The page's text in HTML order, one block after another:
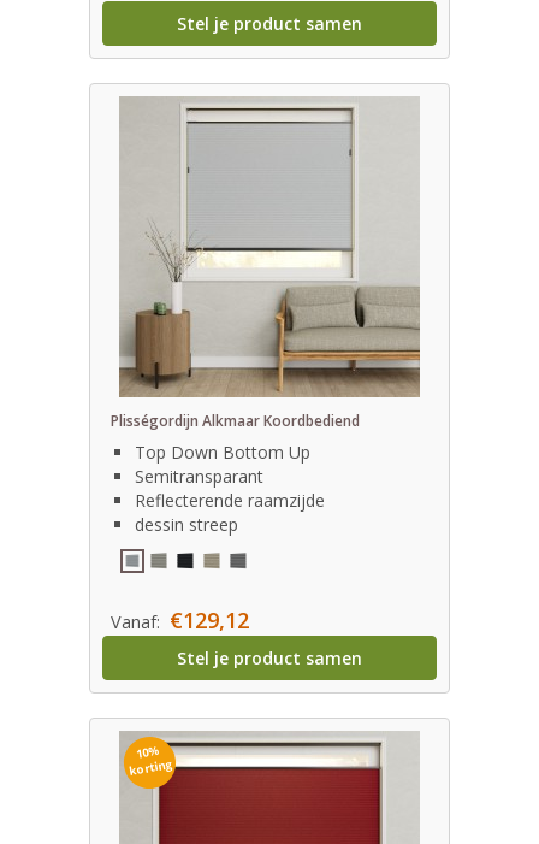
Stel je product samen
Plisségordijn Alkmaar Koordbediend
Top Down Bottom Up
Semitransparant
Reflecterende raamzijde
dessin streep
Vanaf: €129,12
Stel je product samen
10%
korting